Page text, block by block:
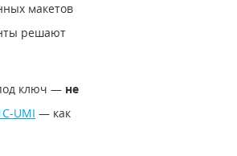
макетов
решают
ключ ― не
UMI ― как